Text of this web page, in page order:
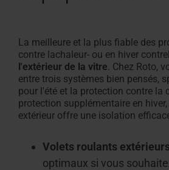
La meilleure et la plus fiable des
contre lachaleur- ou en hiver contre
l'extérieur de la vitre. Chez Roto,
entre trois systèmes bien pensés,
pour l'été et la protection contre la
protection supplémentaire en
extérieur offre une isolation
Volets roulants extérieurs
optimaux si vous